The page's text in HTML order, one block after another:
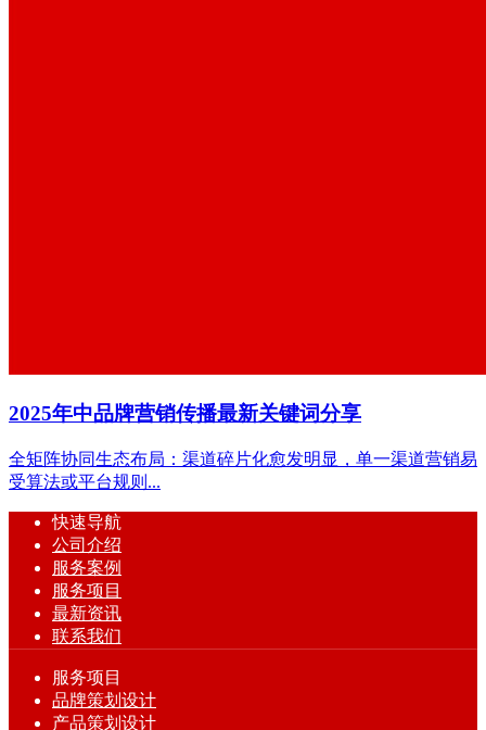
​2025年中品牌营销传播最新关键词分享
全矩阵协同生态布局：渠道碎片化愈发明显，单一渠道营销易
受算法或平台规则...
快速导航
公司介绍
服务案例
服务项目
最新资讯
联系我们
服务项目
品牌策划设计
产品策划设计